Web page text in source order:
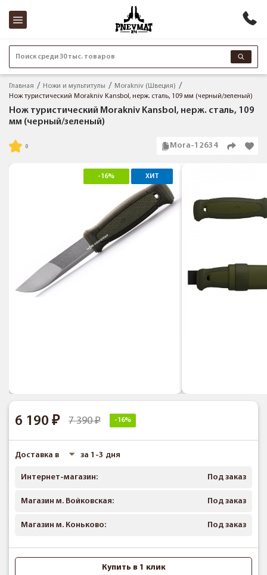
Поиск среди 30 тыс. товаров
Главная Ножи и мультитулы
Morakniv (Швеция)
Нож туристический Morakniv Kansbol, нерж. сталь, 109 мм (черный/зеленый)
Нож туристический Morakniv Kansbol, нерж. сталь, 109
мм (черный/зеленый)
Mora-12634
-16% ХИТ
6 190 7 390 -16%
Доставка в за 1-3 дня
Интернет-магазин: Под заказ
Магазин м. Войковская: Под заказ
Магазин м. Коньково: Под заказ
Купить в 1 клик